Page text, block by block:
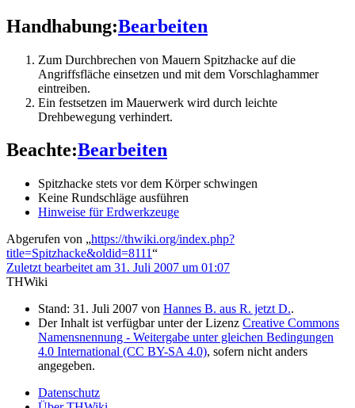
Handhabung:Bearbeiten
Zum Durchbrechen von Mauern Spitzhacke auf die
Angriffsfläche einsetzen und mit dem Vorschlaghammer
eintreiben.
Ein festsetzen im Mauerwerk wird durch leichte
Drehbewegung verhindert.
Beachte:Bearbeiten
Spitzhacke stets vor dem Körper schwingen
Keine Rundschläge ausführen
Hinweise für Erdwerkzeuge
Abgerufen von „https://thwiki.org/index.php?
title=Spitzhacke&oldid=8111“
Zuletzt bearbeitet am 31. Juli 2007 um 01:07
THWiki
Stand: 31. Juli 2007 von Hannes B. aus R. jetzt D..
Der Inhalt ist verfügbar unter der Lizenz Creative Commons
Namensnennung - Weitergabe unter gleichen Bedingungen
4.0 International (CC BY-SA 4.0), sofern nicht anders
angegeben.
Datenschutz